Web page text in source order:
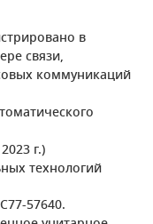
в
связи,
коммуникаций
г.)
технологий
57640.